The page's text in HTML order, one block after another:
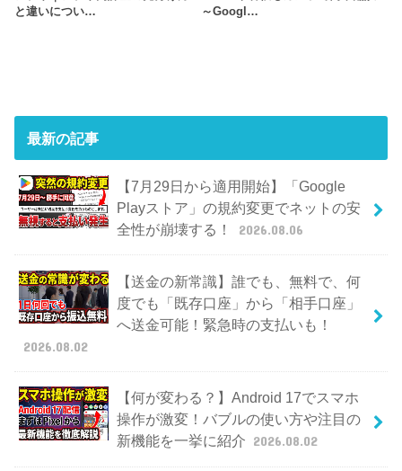
と違いについ…
～Googl…
最新の記事
【7月29日から適用開始】「Google
Playストア」の規約変更でネットの安
全性が崩壊する！
2026.08.06
【送金の新常識】誰でも、無料で、何
度でも「既存口座」から「相手口座」
へ送金可能！緊急時の支払いも！
2026.08.02
【何が変わる？】Android 17でスマホ
操作が激変！バブルの使い方や注目の
新機能を一挙に紹介 2026.08.02